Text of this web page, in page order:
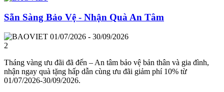
Sẵn Sàng Bảo Vệ - Nhận Quà An Tâm
01/07/2026 - 30/09/2026
2
Tháng vàng ưu đãi đã đến – An tâm bảo vệ bản thân và gia đình,
nhận ngay quà tặng hấp dẫn cùng ưu đãi giảm phí 10% từ
01/07/2026-30/09/2026.